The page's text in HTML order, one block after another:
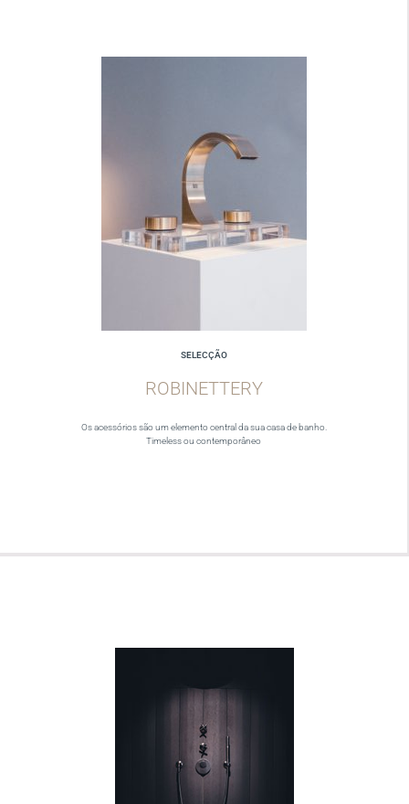
SELECÇÃO
ROBINETTERY
Os acessórios são um elemento central da sua casa de banho.
Timeless ou contemporâneo